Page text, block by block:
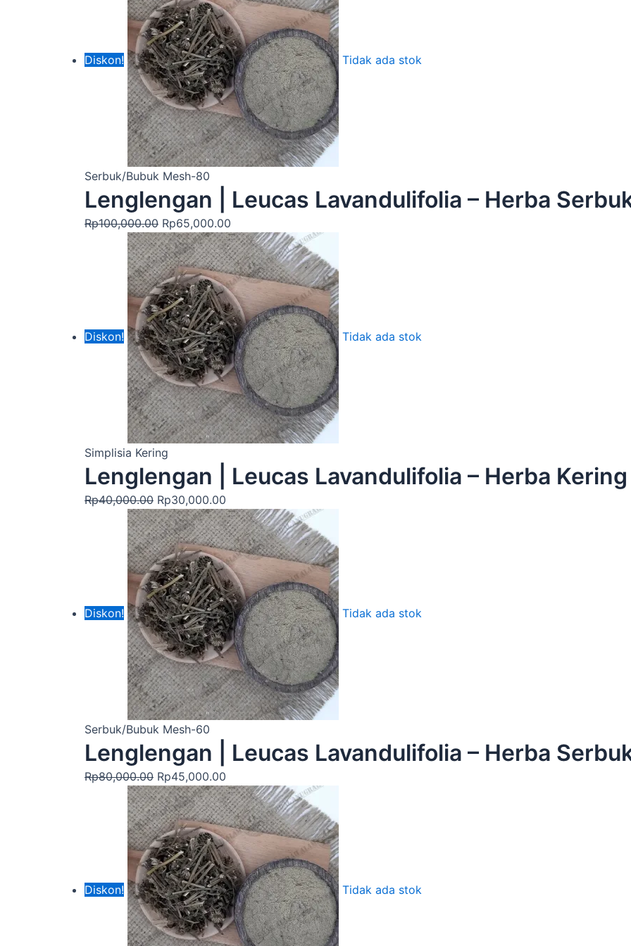
Diskon! Tidak ada stok
Serbuk/Bubuk Mesh-80
Lenglengan | Leucas Lavandulifolia – Herba
Rp100,000.00 Rp65,000.00
Diskon! Tidak ada stok
Simplisia Kering
Lenglengan | Leucas Lavandulifolia – Herba Kering
Rp40,000.00 Rp30,000.00
Diskon! Tidak ada stok
Serbuk/Bubuk Mesh-60
Lenglengan | Leucas Lavandulifolia – Herba
Rp80,000.00 Rp45,000.00
Diskon! Tidak ada stok